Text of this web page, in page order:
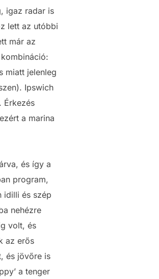
igaz radar is
lett az utóbbi
már az
miatt jelenleg
Ipswich
Érkezés
a marina
és így a
program,
idilli és szép
nehézre
volt, és
az erős
és jövőre is
a tenger